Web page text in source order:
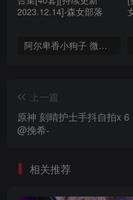
阿尔卑香小狗子 微密圈合集[40套][持续更新2023.12.14]
上一篇
原神 刻晴护士手抖自拍x 6 ​​​
@挽希-
相关推荐